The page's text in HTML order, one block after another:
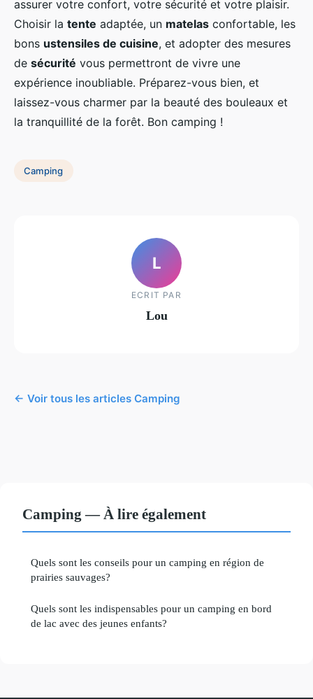
assurer votre confort, votre sécurité et votre plaisir.
Choisir la tente adaptée, un matelas confortable, les
bons ustensiles de cuisine, et adopter des mesures
de sécurité vous permettront de vivre une
expérience inoubliable. Préparez-vous bien, et
laissez-vous charmer par la beauté des bouleaux et
la tranquillité de la forêt. Bon camping !
Camping
L
ECRIT PAR
Lou
← Voir tous les articles Camping
Camping — À lire également
Quels sont les conseils pour un camping en région de
prairies sauvages?
Quels sont les indispensables pour un camping en bord
de lac avec des jeunes enfants?